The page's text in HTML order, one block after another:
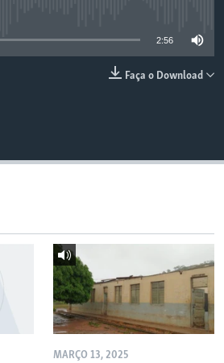
2:56
Faça o Download
MARÇO 13, 2025